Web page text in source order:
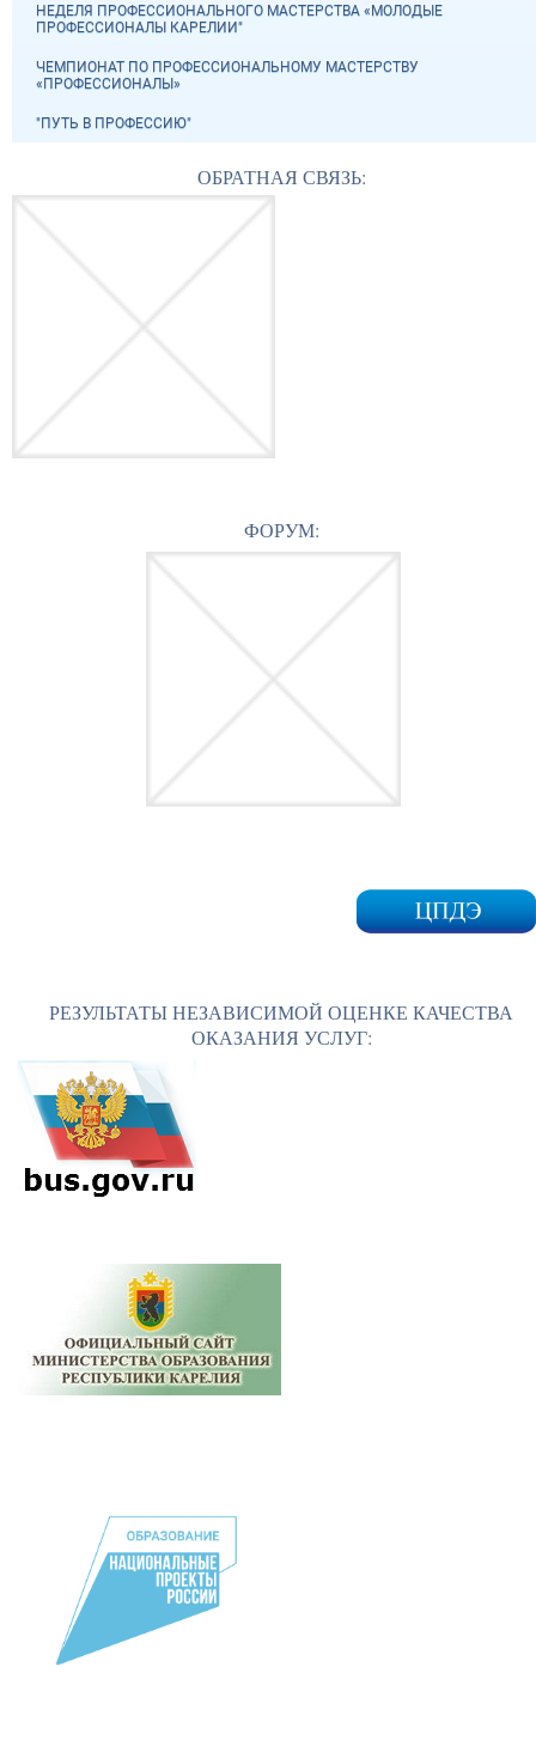
НЕДЕЛЯ ПРОФЕССИОНАЛЬНОГО МАСТЕРСТВА «МОЛОДЫЕ
ПРОФЕССИОНАЛЫ КАРЕЛИИ"
ЧЕМПИОНАТ ПО ПРОФЕССИОНАЛЬНОМУ МАСТЕРСТВУ
«ПРОФЕССИОНАЛЫ»
"ПУТЬ В ПРОФЕССИЮ"
ОБРАТНАЯ СВЯЗЬ:
ФОРУМ:
РЕЗУЛЬТАТЫ НЕЗАВИСИМОЙ ОЦЕНКЕ КАЧЕСТВА
ОКАЗАНИЯ УСЛУГ: